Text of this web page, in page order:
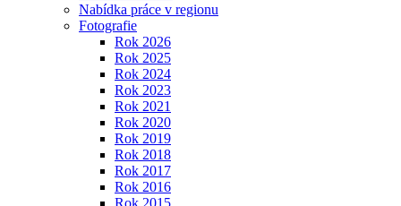
Nabídka práce v regionu
Fotografie
Rok 2026
Rok 2025
Rok 2024
Rok 2023
Rok 2021
Rok 2020
Rok 2019
Rok 2018
Rok 2017
Rok 2016
Rok 2015